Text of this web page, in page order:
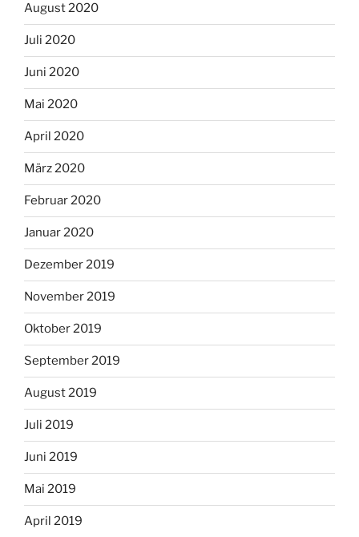
August 2020
Juli 2020
Juni 2020
Mai 2020
April 2020
März 2020
Februar 2020
Januar 2020
Dezember 2019
November 2019
Oktober 2019
September 2019
August 2019
Juli 2019
Juni 2019
Mai 2019
April 2019